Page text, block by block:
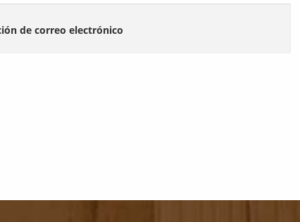
de correo electrónico